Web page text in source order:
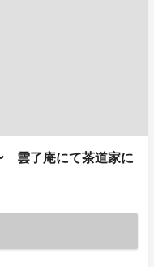
雲了庵にて茶道家に